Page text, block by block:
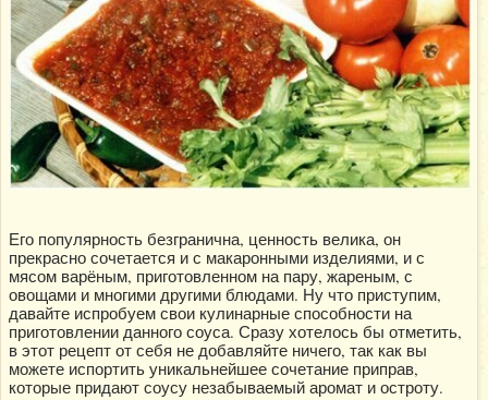
Его популярность безгранична, ценность велика, он
прекрасно сочетается и с макаронными изделиями, и с
мясом варёным, приготовленном на пару, жареным, с
овощами и многими другими блюдами. Ну что приступим,
давайте испробуем свои кулинарные способности на
приготовлении данного соуса. Сразу хотелось бы отметить,
в этот рецепт от себя не добавляйте ничего, так как вы
можете испортить уникальнейшее сочетание приправ,
которые придают соусу незабываемый аромат и остроту.